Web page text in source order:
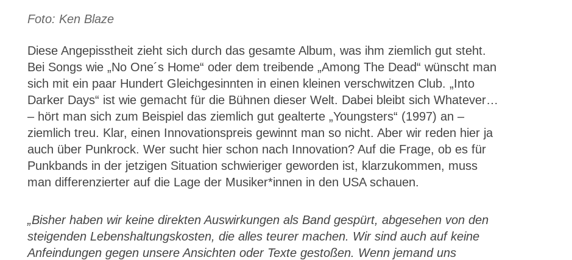
Foto: Ken Blaze
Diese Angepisstheit zieht sich durch das gesamte Album, was ihm ziemlich gut steht.
Bei Songs wie „No One´s Home“ oder dem treibende „Among The Dead“ wünscht man
sich mit ein paar Hundert Gleichgesinnten in einen kleinen verschwitzen Club. „Into
Darker Days“ ist wie gemacht für die Bühnen dieser Welt. Dabei bleibt sich Whatever…
– hört man sich zum Beispiel das ziemlich gut gealterte „Youngsters“ (1997) an –
ziemlich treu. Klar, einen Innovationspreis gewinnt man so nicht. Aber wir reden hier ja
auch über Punkrock. Wer sucht hier schon nach Innovation? Auf die Frage, ob es für
Punkbands in der jetzigen Situation schwieriger geworden ist, klarzukommen, muss
man differenzierter auf die Lage der Musiker*innen in den USA schauen.
„Bisher haben wir keine direkten Auswirkungen als Band gespürt, abgesehen von den
steigenden Lebenshaltungskosten, die alles teurer machen. Wir sind auch auf keine
Anfeindungen gegen unsere Ansichten oder Texte gestoßen. Wenn jemand uns